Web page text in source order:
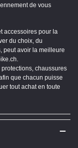
de vous
accessoires pour la
du choix, du
peut avoir la meilleure
chaussures
que chacun puisse
tout achat en toute